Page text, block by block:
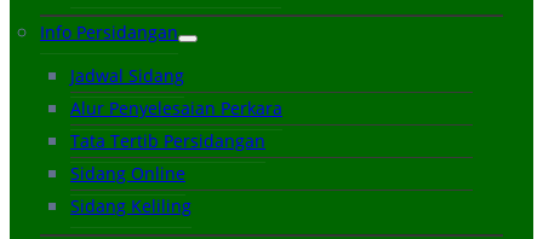
Info Persidangan
Jadwal Sidang
Alur Penyelesaian Perkara
Tata Tertib Persidangan
Sidang Online
Sidang Keliling